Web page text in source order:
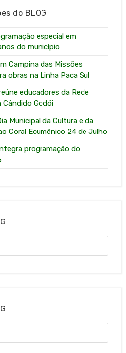
do BLOG
especial em
do município
Campina das Missões
obras na Linha Paca Sul
educadores da Rede
Cândido Godói
Municipal da Cultura e da
Coral Ecumênico 24 de Julho
programação do